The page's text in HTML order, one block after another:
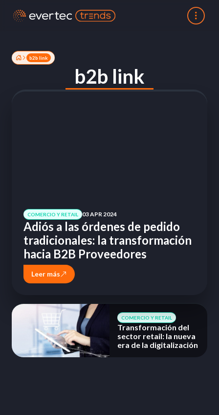
b2b link
b2b link
COMERCIO Y RETAIL 03 APR 2024
Adiós a las órdenes de pedido
tradicionales: la transformación
hacia B2B Proveedores
Leer más
COMERCIO Y RETAIL
Transformación del
sector retail: la nueva
era de la digitalización